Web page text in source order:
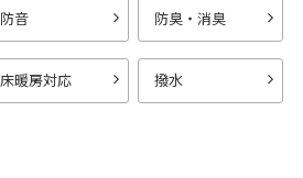
防音 防臭・消臭
床暖房対応 撥水